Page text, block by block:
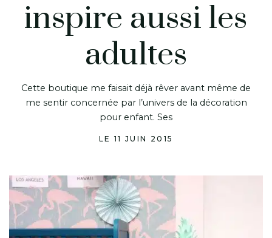
inspire aussi les
adultes
Cette boutique me faisait déjà rêver avant même de
me sentir concernée par l’univers de la décoration
pour enfant. Ses
LE 11 JUIN 2015